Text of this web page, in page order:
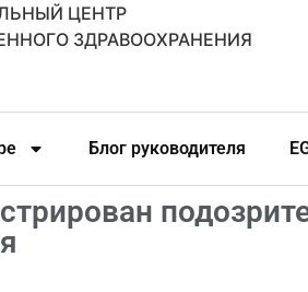
ЦЕНТР
ЗДРАВООХРАНЕНИЯ
Блог руководителя